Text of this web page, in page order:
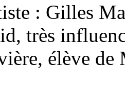
: Gilles
très
élève de